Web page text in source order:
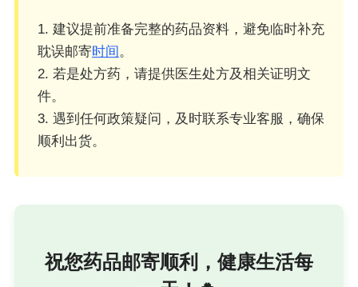
1. 建议提前准备完整的药品资料，避免临时补充
耽误邮寄时间。
2. 若是处方药，请提供医生处方及相关证明文
件。
3. 遇到任何政策疑问，及时联系专业客服，确保
顺利出货。
祝您药品邮寄顺利，健康生活每